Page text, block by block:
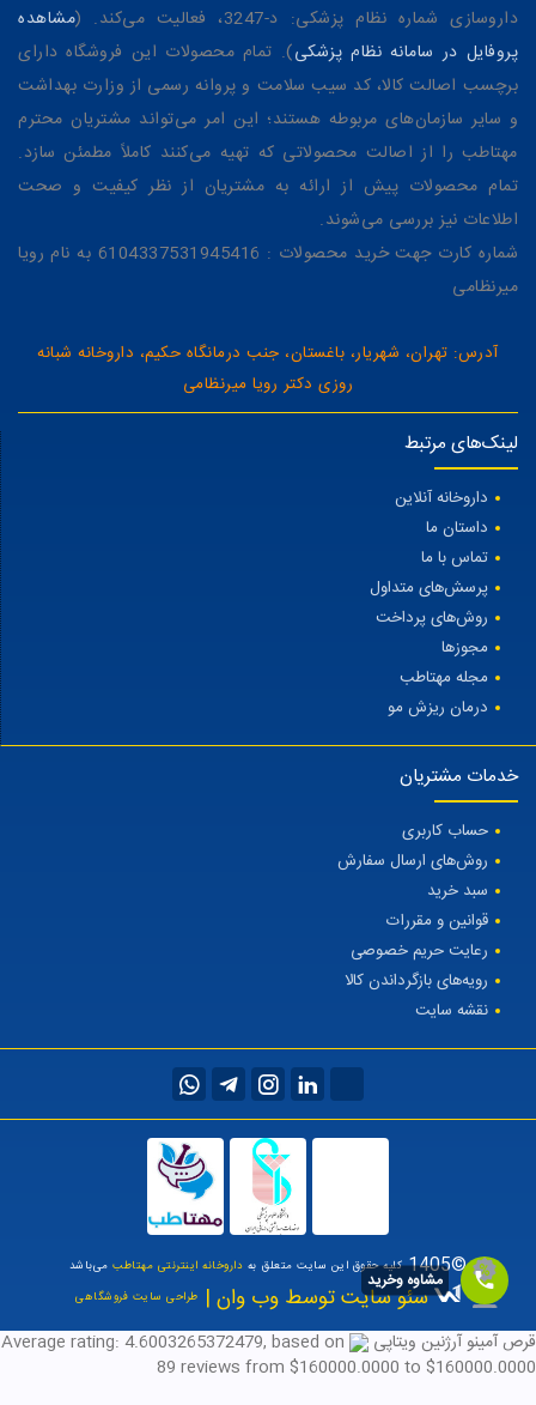
داروسازی شماره نظام پزشکی: د-3247، فعالیت می‌کند. (
مشاهده
پروفایل در سامانه نظام پزشکی). تمام محصولات این فروشگاه دارای
برچسب اصالت کالا، کد سیب سلامت و پروانه رسمی از وزارت بهداشت
و سایر سازمان‌های مربوطه هستند؛ این امر می‌تواند مشتریان محترم
مهتاطب را از اصالت محصولاتی که تهیه می‌کنند کاملاً مطمئن سازد.
تمام محصولات پیش از ارائه به مشتریان از نظر کیفیت و صحت
اطلاعات نیز بررسی می‌شوند.
شماره کارت جهت خرید محصولات : 6104337531945416 به نام رویا
میرنظامی
آدرس: تهران، شهریار، باغستان، جنب درمانگاه حکیم، داروخانه شبانه
روزی دکتر رویا میرنظامی
لینک‌های مرتبط
داروخانه آنلاین
داستان ما
تماس با ما
پرسش‌های متداول
روش‌های پرداخت
مجوزها
مجله مهتاطب
درمان ریزش مو
خدمات مشتریان
حساب کاربری
روش‌های ارسال سفارش
سبد خرید
قوانین و مقررات
رعایت حریم خصوصی
رویه‌های بازگرداندن کالا
نقشه سایت
©1405 کلیه حقوق این سایت متعلق به داروخانه اینترنتی مهتاطبمی‌باشد
سئو سایت توسط وب وان | طراحی سایت فروشگاهی
قرص آمینو آرژنین ویتاپی Average rating: 4.6003265372479, based on
89 reviews from $160000.0000 to $160000.0000
مشاوه وخرید